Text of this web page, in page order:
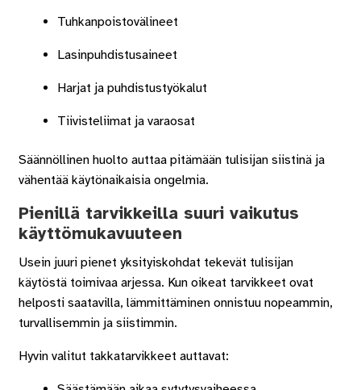
Tuhkanpoistovälineet
Lasinpuhdistusaineet
Harjat ja puhdistustyökalut
Tiivisteliimat ja varaosat
Säännöllinen huolto auttaa pitämään tulisijan siistinä ja
vähentää käytönaikaisia ongelmia.
Pienillä tarvikkeilla suuri vaikutus
käyttömukavuuteen
Usein juuri pienet yksityiskohdat tekevät tulisijan
käytöstä toimivaa arjessa. Kun oikeat tarvikkeet ovat
helposti saatavilla, lämmittäminen onnistuu nopeammin,
turvallisemmin ja siistimmin.
Hyvin valitut takkatarvikkeet auttavat: